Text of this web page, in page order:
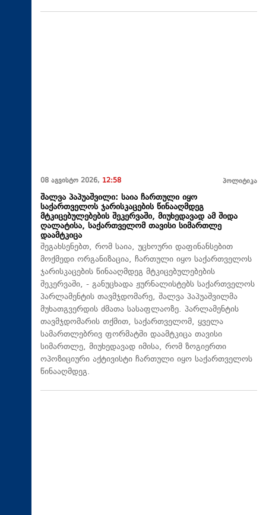
08 აგვისტო 2026, 12:58 პოლიტიკა
შალვა პაპუაშვილი: საია ჩართული იყო
საქართველოს ჯარისკაცების წინააღმდეგ
მტკიცებულებების შეკერვაში, მიუხედავად ამ შიდა
ღალატისა, საქართველომ თავისი სიმართლე
დაამტკიცა
შეგახსენებთ, რომ საია, უცხოური დაფინანსებით
მოქმედი ორგანიზაცია, ჩართული იყო საქართველოს
ჯარისკაცების წინააღმდეგ მტკიცებულებების
შეკერვაში, - განუცხადა ჟურნალისტებს საქართველოს
პარლამენტის თავმჯდომარე, შალვა პაპუაშვილმა
მუხათგვერდის ძმათა სასაფლაოზე. პარლამენტის
თავმჯდომარის თქმით, საქართველომ, ყველა
სამართლებრივ ფორმატში დაამტკიცა თავისი
სიმართლე, მიუხედავად იმისა, რომ ზოგიერთი
ოპოზიციური აქტივისტი ჩართული იყო საქართველოს
წინააღმდეგ.